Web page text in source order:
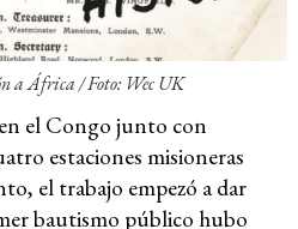
a África / Foto: Wec UK
el Congo junto con
estaciones misioneras
el trabajo empezó a dar
bautismo público hubo